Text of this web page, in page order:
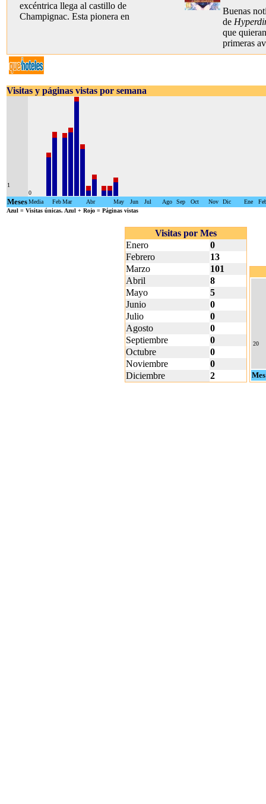
excéntrica llega al castillo de
Champignac. Esta pionera en
Buenas
de
que
primeras
Visitas y páginas vistas por semana
1
0
MesesMedia FebMar Abr May Jun Jul Ago Sep Oct Nov Dic Ene
Azul = Visitas únicas. Azul + Rojo = Páginas vistas
Visitas por Mes
Enero
0
Febrero
13
Marzo
101
Abril
8
Mayo
5
Junio
0
Julio
0
Agosto
0
Septiembre
0
Octubre
0
Noviembre
0
Diciembre
2
20
Mes